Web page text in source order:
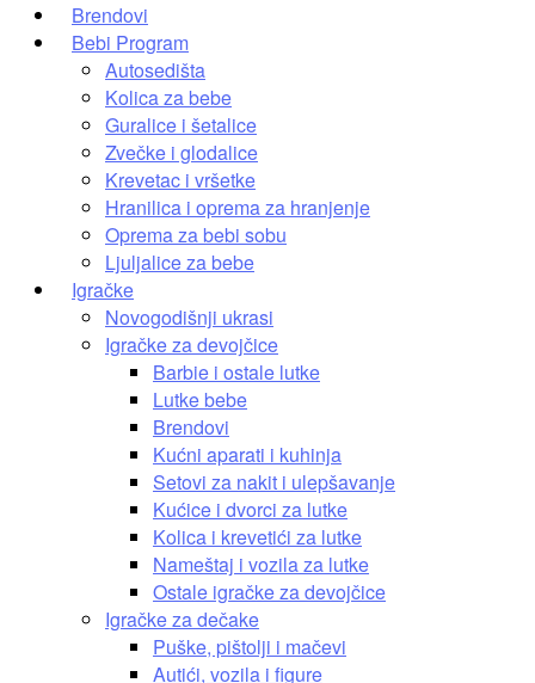
Brendovi
Bebi Program
Autosedišta
Kolica za bebe
Guralice i šetalice
Zvečke i glodalice
Krevetac i vršetke
Hranilica i oprema za hranjenje
Oprema za bebi sobu
Ljuljalice za bebe
Igračke
Novogodišnji ukrasi
Igračke za devojčice
Barbie i ostale lutke
Lutke bebe
Brendovi
Kućni aparati i kuhinja
Setovi za nakit i ulepšavanje
Kućice i dvorci za lutke
Kolica i krevetići za lutke
Nameštaj i vozila za lutke
Ostale igračke za devojčice
Igračke za dečake
Puške, pištolji i mačevi
Autići, vozila i figure